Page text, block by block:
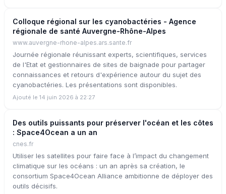
Colloque régional sur les cyanobactéries - Agence
régionale de santé Auvergne-Rhône-Alpes
www.auvergne-rhone-alpes.ars.sante.fr
Journée régionale réunissant experts, scientifiques, services
de l'Etat et gestionnaires de sites de baignade pour partager
connaissances et retours d'expérience autour du sujet des
cyanobactéries. Les présentations sont disponibles.
Ajouté le 14 juin 2026 à 22:27
Des outils puissants pour préserver l'océan et les côtes
: Space4Ocean a un an
cnes.fr
Utiliser les satellites pour faire face à l’impact du changement
climatique sur les océans : un an après sa création, le
consortium Space4Ocean Alliance ambitionne de déployer des
outils décisifs.